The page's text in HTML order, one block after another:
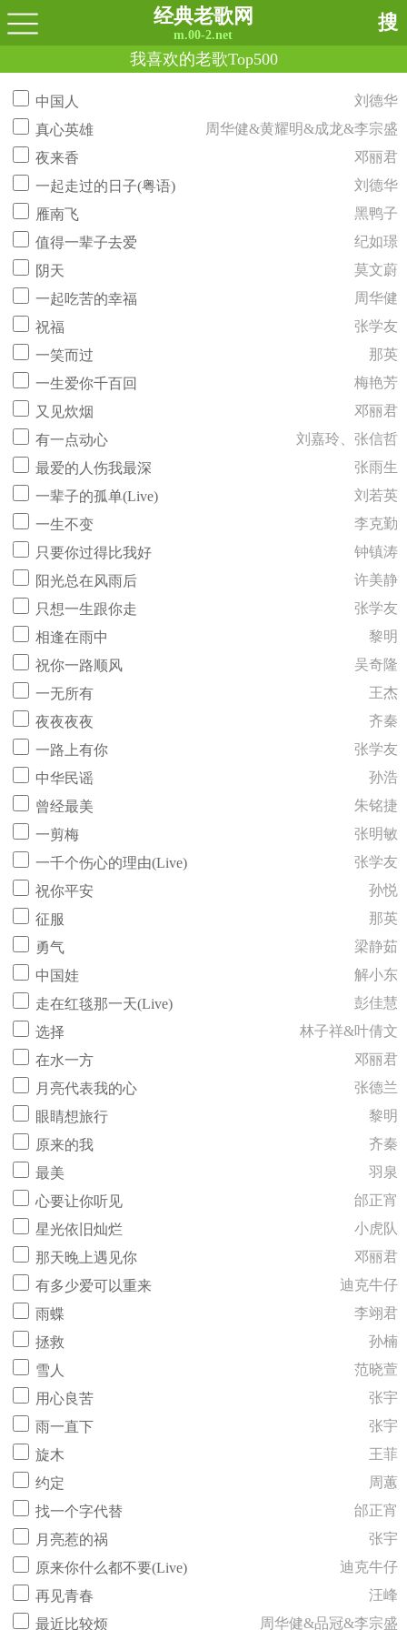
经典老歌网
m.00-2.net
搜
我喜欢的老歌Top500
中国人
刘德华
真心英雄
周华健&黄耀明&成龙&李宗盛
夜来香
邓丽君
一起走过的日子(粤语)
刘德华
雁南飞
黑鸭子
值得一辈子去爱
纪如璟
阴天
莫文蔚
一起吃苦的幸福
周华健
祝福
张学友
一笑而过
那英
一生爱你千百回
梅艳芳
又见炊烟
邓丽君
有一点动心
刘嘉玲、张信哲
最爱的人伤我最深
张雨生
一辈子的孤单(Live)
刘若英
一生不变
李克勤
只要你过得比我好
钟镇涛
阳光总在风雨后
许美静
只想一生跟你走
张学友
相逢在雨中
黎明
祝你一路顺风
吴奇隆
一无所有
王杰
夜夜夜夜
齐秦
一路上有你
张学友
中华民谣
孙浩
曾经最美
朱铭捷
一剪梅
张明敏
一千个伤心的理由(Live)
张学友
祝你平安
孙悦
征服
那英
勇气
梁静茹
中国娃
解小东
走在红毯那一天(Live)
彭佳慧
选择
林子祥&叶倩文
在水一方
邓丽君
月亮代表我的心
张德兰
眼睛想旅行
黎明
原来的我
齐秦
最美
羽泉
心要让你听见
邰正宵
星光依旧灿烂
小虎队
那天晚上遇见你
邓丽君
有多少爱可以重来
迪克牛仔
雨蝶
李翊君
拯救
孙楠
雪人
范晓萱
用心良苦
张宇
雨一直下
张宇
旋木
王菲
约定
周蕙
找一个字代替
邰正宵
月亮惹的祸
张宇
原来你什么都不要(Live)
迪克牛仔
再见青春
汪峰
最近比较烦
周华健&品冠&李宗盛